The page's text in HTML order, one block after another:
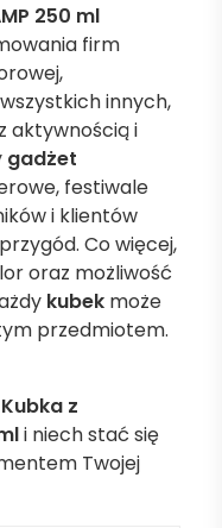
250 ml
firm
innych,
aktywnością i
gadżet
festiwale
i klientów
Co więcej,
oraz możliwość
kubek może
przedmiotem.
Kubka z
i niech stać się
Twojej